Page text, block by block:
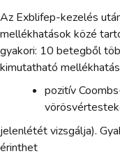
Az Exblifep-kezelés
mellékhatások közé
gyakori: 10 betegből
kimutatható
pozitív
jelenlétét vizsgálja).
érinthet